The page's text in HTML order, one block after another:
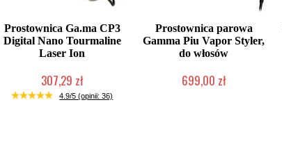
Prostownica Ga.ma CP3
Digital Nano Tourmaline
Laser Ion
307,29 zł
Produkt wycofany
4.9/5 (opinii: 36)
Prostownica parowa
Gamma Piu Vapor Styler,
do włosów
699,00 zł